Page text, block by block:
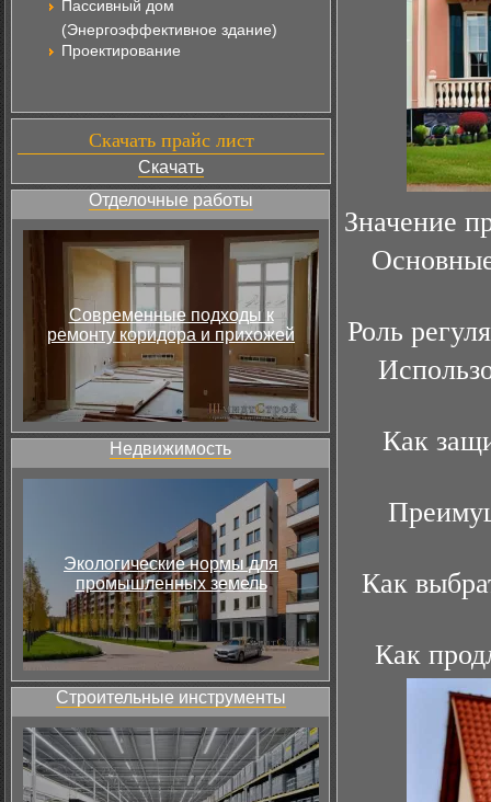
Пассивный дом
(Энергоэффективное здание)
Проектирование
Скачать прайс лист
Скачать
Отделочные работы
Современные подходы к
ремонту коридора и прихожей
Недвижимость
Экологические нормы для
промышленных земель
Строительные инструменты
Значение
Роль
Как
Как
Как